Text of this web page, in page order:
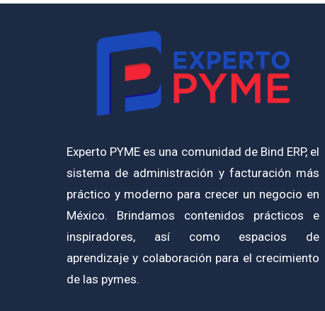
Experto PYME es una comunidad de Bind ERP, el
sistema de administración y facturación más
práctico y moderno para crecer un negocio en
México. Brindamos contenidos prácticos e
inspiradores, así como espacios de
aprendizaje y colaboración para el crecimiento
de las pymes.